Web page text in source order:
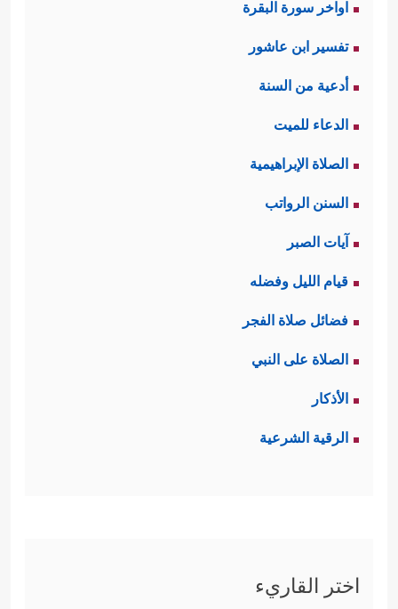
اواخر سورة البقرة
تفسير ابن عاشور
أدعية من السنة
الدعاء للميت
الصلاة الإبراهيمية
السنن الرواتب
آيات الصبر
قيام الليل وفضله
فضائل صلاة الفجر
الصلاة على النبي
الأذكار
الرقية الشرعية
اختر القاريء